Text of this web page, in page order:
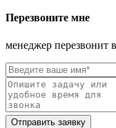
Перезвоните мне
менеджер перезвонит
Отправить заявку